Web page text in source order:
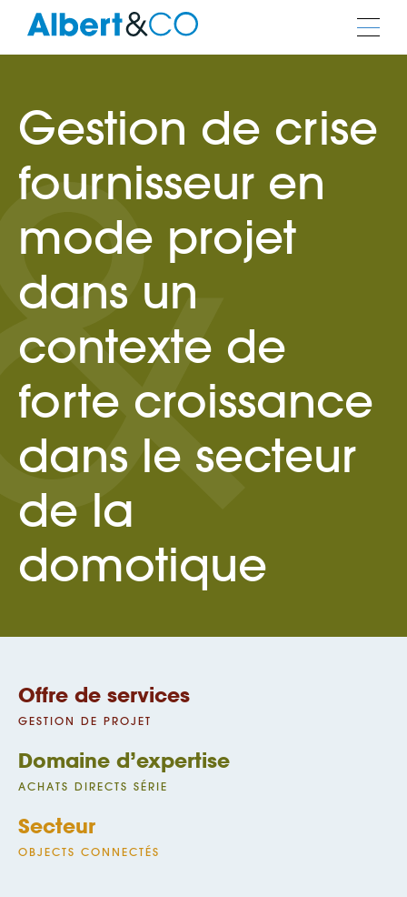
Gestion de crise
fournisseur en
mode projet
dans un
contexte de
forte croissance
dans le secteur
de la
domotique
Offre de services
GESTION DE PROJET
Domaine d’expertise
ACHATS DIRECTS SÉRIE
Secteur
OBJECTS CONNECTÉS